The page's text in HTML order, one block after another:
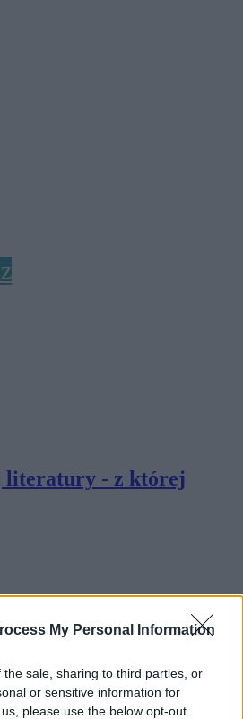
My Personal Information
sale, sharing to third parties, or
or sensitive information for
please use the below opt-out
literatury - z której
z jakiej książki pochodzi